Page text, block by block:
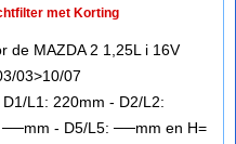
met Korting
de MAZDA 2 1,25L i 16V
03>10/07
L1: 220mm - D2/L2:
- D5/L5: ──mm en H=